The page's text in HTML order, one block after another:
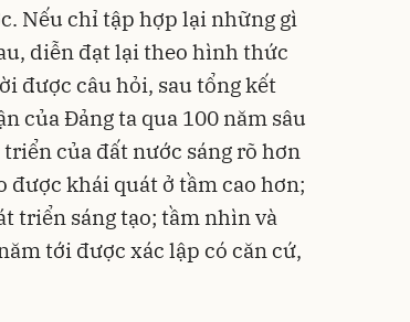
Nếu chỉ tập hợp lại những gì
diễn đạt lại theo hình thức
được câu hỏi, sau tổng kết
của Đảng ta qua 100 năm sâu
của đất nước sáng rõ hơn
khái quát ở tầm cao hơn;
triển sáng tạo; tầm nhìn và
tới được xác lập có căn cứ,